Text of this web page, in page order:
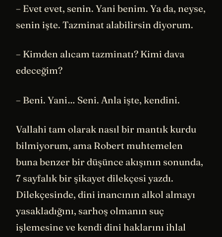
– Evet evet, senin. Yani benim. Ya da, neyse,
senin işte. Tazminat alabilirsin diyorum.
– Kimden alıcam tazminatı? Kimi dava
edeceğim?
– Beni. Yani… Seni. Anla işte, kendini.
Vallahi tam olarak nasıl bir mantık kurdu
bilmiyorum, ama Robert muhtemelen
buna benzer bir düşünce akışının sonunda,
7 sayfalık bir şikayet dilekçesi yazdı.
Dilekçesinde, dini inancının alkol almayı
yasakladığını, sarhoş olmanın suç
işlemesine ve kendi dini haklarını ihlal